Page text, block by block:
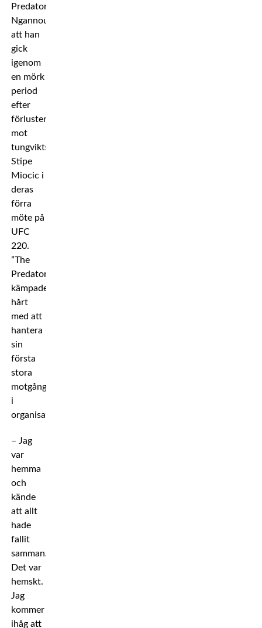
Predator”
Ngannou
att han
gick
igenom
en mörk
period
efter
förlusten
mot
tungviktsmästaren
Stipe
Miocic i
deras
förra
möte på
UFC
220.
”The
Predator”
kämpade
hårt
med att
hantera
sin
första
stora
motgång
i
organisationen.
– Jag
var
hemma
och
kände
att allt
hade
fallit
samman.
Det var
hemskt.
Jag
kommer
ihåg att